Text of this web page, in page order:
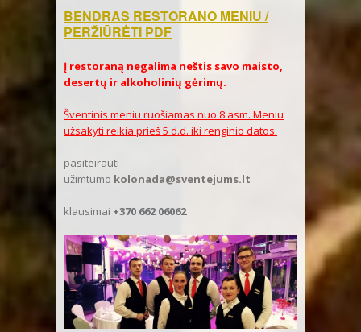
BENDRAS RESTORANO MENIU /
PERŽIŪRĖTI PDF
Į restoraną negalima neštis savo maisto,
desertų ir alkoholinių gėrimų.
Šventinis meniu ruošiamas nuo 8 asm. Meniu
užsakyti reikia prieš 5 d.d. iki renginio datos.
pasiteirauti
užimtumo kolonada@sventejums.lt
klausimai +370 662 06062